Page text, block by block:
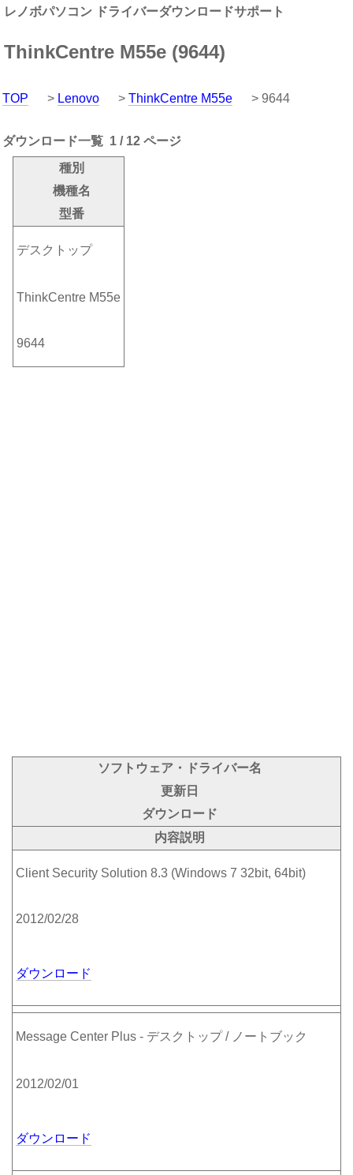
レノボパソコン ドライバーダウンロードサポート
ThinkCentre M55e (9644)
TOP > Lenovo > ThinkCentre M55e > 9644
ダウンロード一覧 1 / 12 ページ
種別
機種名
型番
デスクトップ
ThinkCentre M55e
9644
ソフトウェア・ドライバー名
更新日
ダウンロード
内容説明
Client Security Solution 8.3 (Windows 7 32bit, 64bit)
2012/02/28
ダウンロード
Message Center Plus - デスクトップ / ノートブック
2012/02/01
ダウンロード